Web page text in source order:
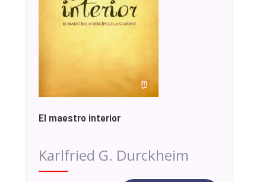
El maestro interior
Karlfried G. Durckheim